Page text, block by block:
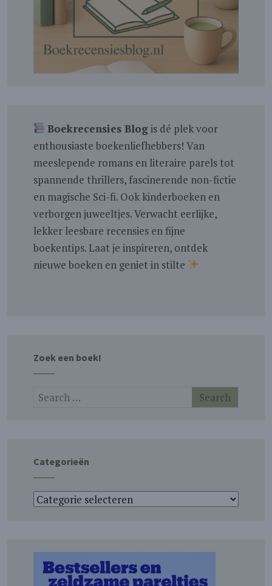
Boekrecensies Blogis dé plek voor
enthousiaste boekenliefhebbers! Van
meeslepende romans en literaire parels tot
spannende thrillers, fascinerende non-fictie
en magische Sci-fi. Ook kinderboeken en
verborgen juweeltjes. Verwacht eerlijke,
lekker leesbare recensies en fijne
boekentips. Laat je inspireren, ontdek
nieuwe boeken en geniet in stilte
Zoek een boek!
Categorieën
Categorieën